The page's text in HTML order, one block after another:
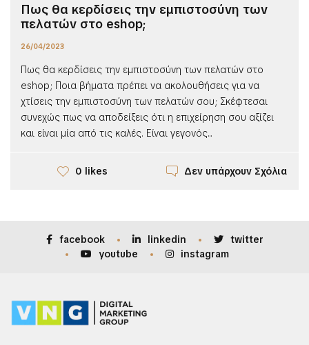
Πως θα κερδίσεις την εμπιστοσύνη των
πελατών στο eshop;
26/04/2023
Πως θα κερδίσεις την εμπιστοσύνη των πελατών στο
eshop; Ποια βήματα πρέπει να ακολουθήσεις για να
χτίσεις την εμπιστοσύνη των πελατών σου; Σκέφτεσαι
συνεχώς πως να αποδείξεις ότι η επιχείρηση σου αξίζει
και είναι μία από τις καλές. Είναι γεγονός...
0 likes Δεν υπάρχουν Σχόλια
facebook linkedin
twitter
youtube
instagram